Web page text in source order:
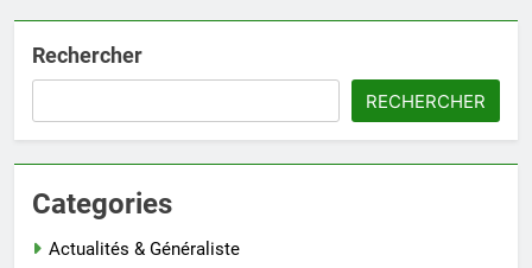
Rechercher
RECHERCHER
Categories
Actualités & Généraliste